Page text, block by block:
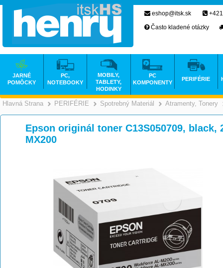
Hlavná Strana >
PERIFÉRIE >
Spotrebný Materiál >
Atramenty, Tonery
Epson originál toner C13S050709, black,
MX200
eshop@itsk.sk
Často kladené otázky
JARNÉ
POMÔCKY
PC,
NOTEBOOKY
MOBILY,
TABLETY,
HODINKY
PC
KOMPONENTY
PERIFÉRIE